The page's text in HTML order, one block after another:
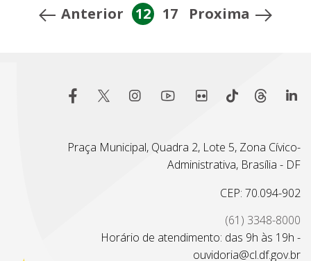
Anterior 12 17 Proxima
Praça Municipal, Quadra 2, Lote 5, Zona Cívico-
Administrativa, Brasília - DF
CEP: 70.094-902
(61) 3348-8000
Horário de atendimento: das 9h às 19h -
ouvidoria@cl.df.gov.br